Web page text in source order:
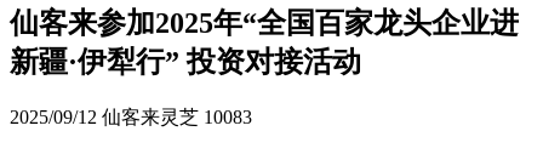
仙客来参加2025年“全国百家龙头企业进
新疆·伊犁行” 投资对接活动
2025/09/12 仙客来灵芝 10083